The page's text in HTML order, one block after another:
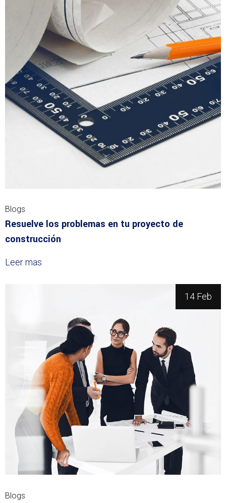
Blogs
Resuelve los problemas en tu proyecto de
construcción
Leer mas
14 Feb
Blogs